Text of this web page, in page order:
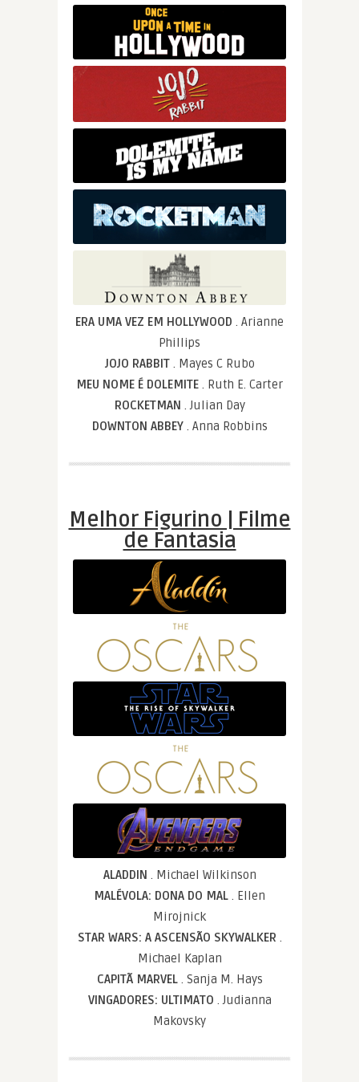
ERA UMA VEZ EM HOLLYWOOD . Arianne
Phillips
JOJO RABBIT . Mayes C Rubo
MEU NOME É DOLEMITE . Ruth E. Carter
ROCKETMAN . Julian Day
DOWNTON ABBEY . Anna Robbins
Melhor Figurino | Filme
de Fantasia
ALADDIN . Michael Wilkinson
MALÉVOLA: DONA DO MAL . Ellen
Mirojnick
STAR WARS: A ASCENSÃO SKYWALKER .
Michael Kaplan
CAPITÃ MARVEL . Sanja M. Hays
VINGADORES: ULTIMATO . Judianna
Makovsky